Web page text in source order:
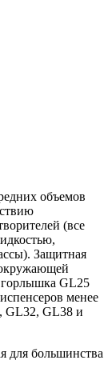
объемов
(все
Защитная
горлышка GL25
менее
GL32, GL38 и
для большинства